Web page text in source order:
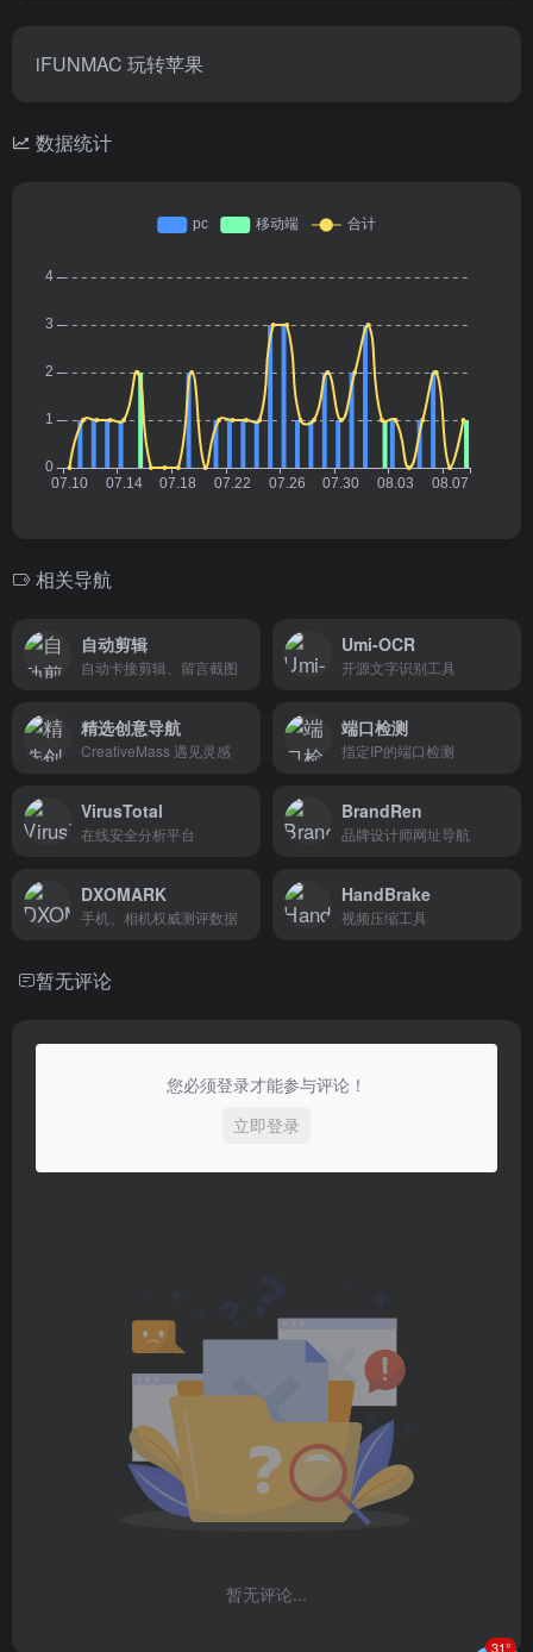
iFUNMAC 玩转苹果
数据统计
相关导航
自动剪辑
自动卡接剪辑、留言截图
Umi-OCR
开源文字识别工具
精选创意导航
CreativeMass 遇见灵感
端口检测
指定IP的端口检测
VirusTotal
在线安全分析平台
BrandRen
品牌设计师网址导航
DXOMARK
手机、相机权威测评数据
HandBrake
视频压缩工具
暂无评论
您必须登录才能参与评论！
立即登录
暂无评论...
31°